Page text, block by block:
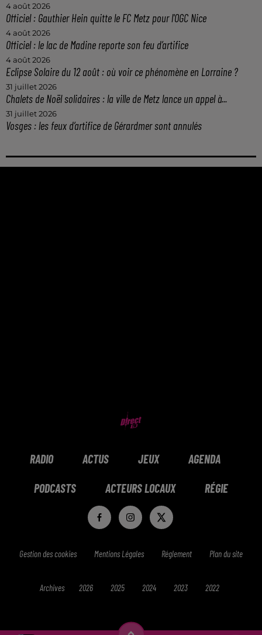
4 août 2026
Officiel : Gauthier Hein quitte le FC Metz pour l'OGC Nice
4 août 2026
Officiel : le lac de Madine reporte son feu d’artifice
4 août 2026
Eclipse Solaire du 12 août : où voir ce phénomène en Lorraine ?
31 juillet 2026
Chalets de Noël solidaires : la ville de Metz lance un appel à...
31 juillet 2026
Vosges : les feux d’artifice de Gérardmer sont annulés
RADIO ACTUS JEUX AGENDA
PODCASTS ACTEURS LOCAUX RÉGIE
Gestion des cookies Mentions Légales Réglement Plan du site
Archives 2026 2025 2024 2023 2022